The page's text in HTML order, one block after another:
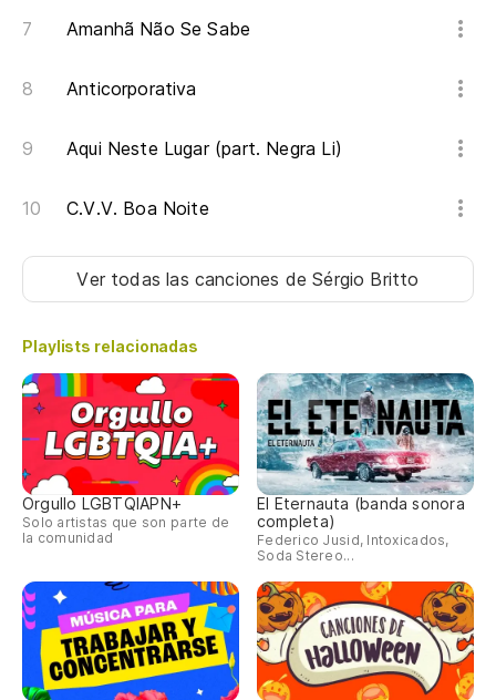
Amanhã Não Se Sabe
Anticorporativa
Aqui Neste Lugar (part. Negra Li)
C.V.V. Boa Noite
Ver todas las canciones de Sérgio Britto
Playlists relacionadas
Orgullo LGBTQIAPN+
Solo artistas que son parte de
la comunidad
El Eternauta (banda sonora
completa)
Federico Jusid, Intoxicados,
Soda Stereo...